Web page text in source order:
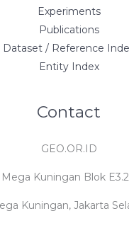
Experiments
Publications
Dataset / Reference
Entity Index
Contact
GEO.OR.ID
Kuningan Blok
Kuningan, Jakarta